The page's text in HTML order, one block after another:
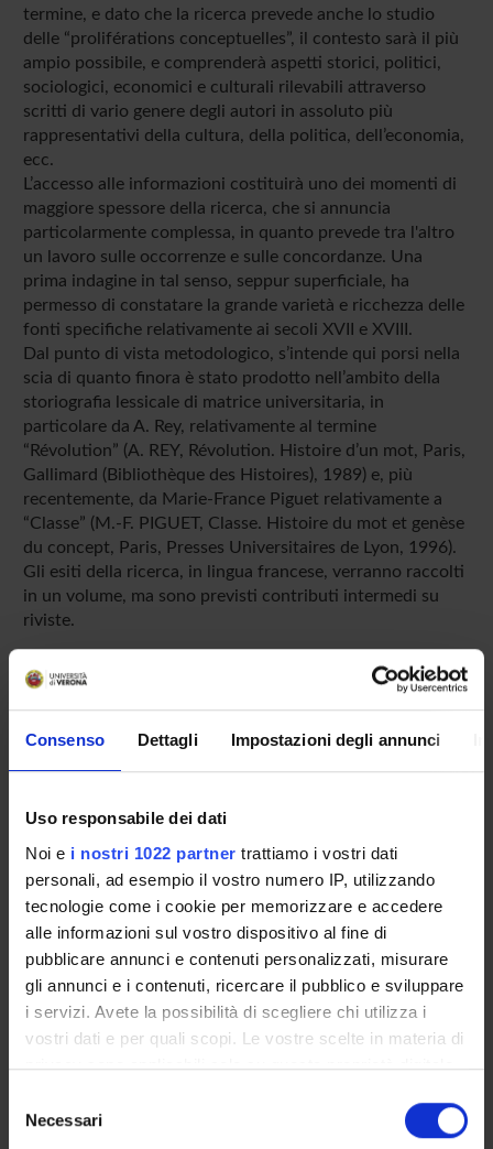
Consenso Dettagli Impostazioni degli annunci
Uso responsabile dei dati
Noi e i nostri 1022 partner trattiamo i vostri dati
personali, ad esempio il vostro numero IP, utilizzando
tecnologie come i cookie per memorizzare e accedere
alle informazioni sul vostro dispositivo al fine di
pubblicare annunci e contenuti personalizzati, misurare
gli annunci e i contenuti, ricercare il pubblico e sviluppare
i servizi. Avete la possibilità di scegliere chi utilizza i
vostri dati e per quali scopi. Le vostre scelte in materia di
privacy sono applicabili solo su questa proprietà digitale
modificare o revocare il proprio consenso in qualsiasi
momento dalla Dichiarazione sui cookie o facendo clic
delNecessari
termine, e dato che la ricerca prevede anche lo studio
delle “proliférations conceptuelles”, il contesto sarà il più
ampio possibile, e comprenderà aspetti storici, politici,
sociologici, economici e culturali rilevabili attraverso
scritti di vario genere degli autori in assoluto più
rappresentativi della cultura, della politica, dell’economia,
ecc.
L’accesso alle informazioni costituirà uno dei momenti di
maggiore spessore della ricerca, che si annuncia
particolarmente complessa, in quanto prevede tra l'altro
un lavoro sulle occorrenze e sulle concordanze. Una
prima indagine in tal senso, seppur superficiale, ha
permesso di constatare la grande varietà e ricchezza delle
fonti specifiche relativamente ai secoli XVII e XVIII.
Dal punto di vista metodologico, s’intende qui porsi nella
scia di quanto finora è stato prodotto nell’ambito della
storiografia lessicale di matrice universitaria, in
particolare da A. Rey, relativamente al termine
“Révolution” (A. REY, Révolution. Histoire d’un mot, Paris,
Gallimard (Bibliothèque des Histoires), 1989) e, più
recentemente, da Marie-France Piguet relativamente a
“Classe” (M.-F. PIGUET, Classe. Histoire du mot et genèse
du concept, Paris, Presses Universitaires de Lyon, 1996).
Gli esiti della ricerca, in lingua francese, verranno raccolti
in un volume, ma sono previsti contributi intermedi su
riviste.
Articolazione della ricerca: Ad una parte introduttiva, che
riguarderà tra l’altro le motivazioni della ricerca e il tipo di
punto di vista morfologico e semantico, nonché il
lessicografiche disponibili su vari supporti.
letterarie, storiografiche, scritti di politica, di economia, di
sociologia, di autori rappresentativi limitatamente ai
secoli dal XVI al XVIII.
SPONSORS:
Funds: assigned and managed by the department
PROJECT PARTICIPANTS